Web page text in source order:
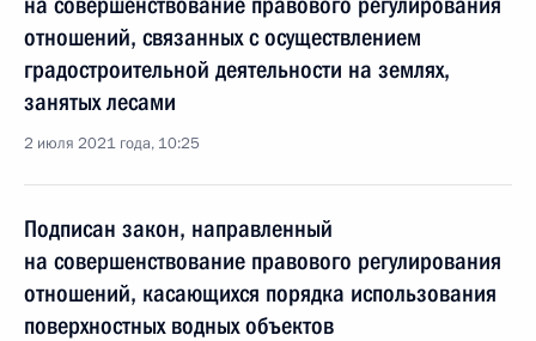
отношений, связанных с осуществлением
градостроительной деятельности на землях,
занятых лесами
2 июля 2021 года, 10:25
Подписан закон, направленный
на совершенствование правового регулирования
отношений, касающихся порядка использования
поверхностных водных объектов